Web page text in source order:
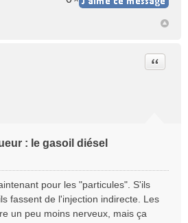
: le gasoil diésel
Citer
pour les "particules". S'ils
fassent de l'injection indirecte. Les
un peu moins nerveux, mais ça